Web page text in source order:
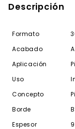
Descripción
Formato
Acabado
Aplicación
Uso
Concepto
Borde
Espesor